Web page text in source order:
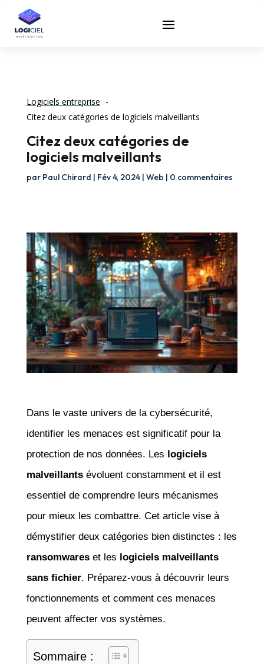
Logiciels entreprise
Citez deux catégories de logiciels malveillants
Citez deux catégories de
logiciels malveillants
par Paul Chirard | Fév 4, 2024| Web | 0 commentaires
Dans le vaste univers de la cybersécurité,
identifier les menaces est significatif pour la
protection de nos données. Les logiciels
malveillantsévoluent constamment et il est
essentiel de comprendre leurs mécanismes
pour mieux les combattre. Cet article vise à
démystifier deux catégories bien distinctes : les
ransomwareset les logiciels malveillants
sans fichier. Préparez-vous à découvrir leurs
fonctionnements et comment ces menaces
peuvent affecter vos systèmes.
Sommaire :